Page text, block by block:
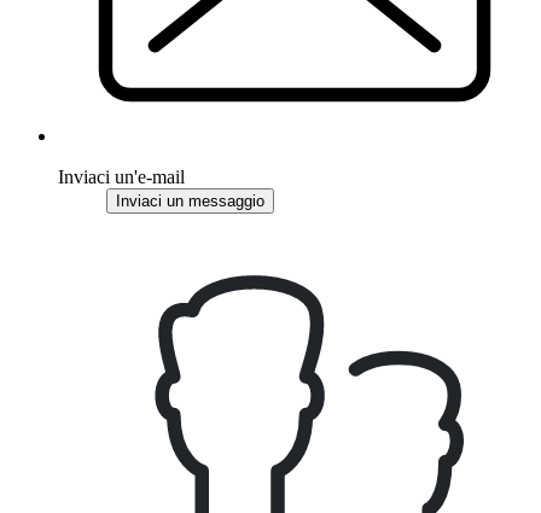
Inviaci un'e-mail
Inviaci un messaggio